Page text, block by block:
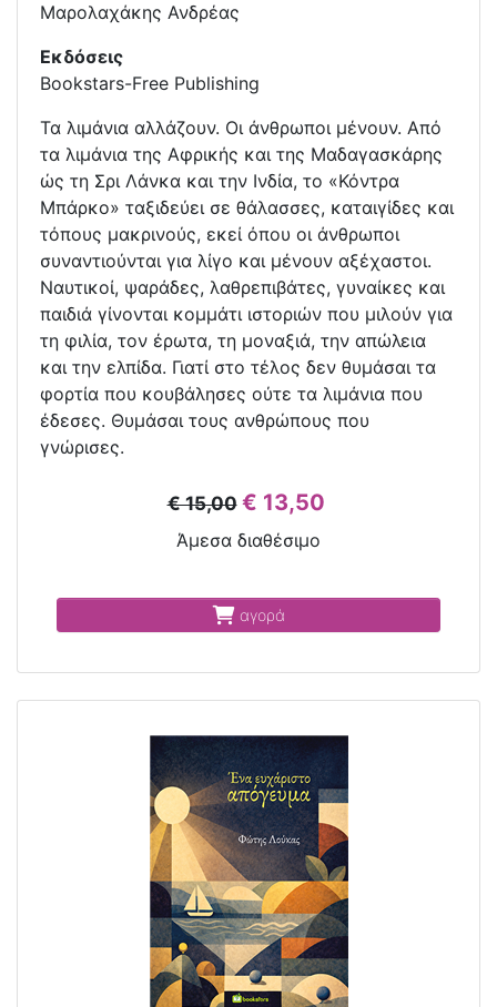
Μαρολαχάκης Ανδρέας
Εκδόσεις
Bookstars-Free Publishing
Τα λιμάνια αλλάζουν. Οι άνθρωποι μένουν. Από
τα λιμάνια της Αφρικής και της Μαδαγασκάρης
ώς τη Σρι Λάνκα και την Ινδία, το «Κόντρα
Μπάρκο» ταξιδεύει σε θάλασσες, καταιγίδες και
τόπους μακρινούς, εκεί όπου οι άνθρωποι
συναντιούνται για λίγο και μένουν αξέχαστοι.
Ναυτικοί, ψαράδες, λαθρεπιβάτες, γυναίκες και
παιδιά γίνονται κομμάτι ιστοριών που μιλούν για
τη φιλία, τον έρωτα, τη μοναξιά, την απώλεια
και την ελπίδα. Γιατί στο τέλος δεν θυμάσαι τα
φορτία που κουβάλησες ούτε τα λιμάνια που
έδεσες. Θυμάσαι τους ανθρώπους που
γνώρισες.
€ 15,00 € 13,50
Άμεσα διαθέσιμο
αγορά